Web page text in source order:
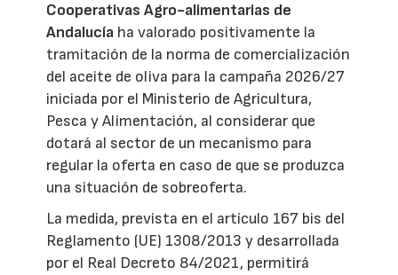
Cooperativas Agro-alimentarias de
Andalucía ha valorado positivamente la
tramitación de la norma de comercialización
del aceite de oliva para la campaña 2026/27
iniciada por el Ministerio de Agricultura,
Pesca y Alimentación, al considerar que
dotará al sector de un mecanismo para
regular la oferta en caso de que se produzca
una situación de sobreoferta.
La medida, prevista en el artículo 167 bis del
Reglamento (UE) 1308/2013 y desarrollada
por el Real Decreto 84/2021, permitirá